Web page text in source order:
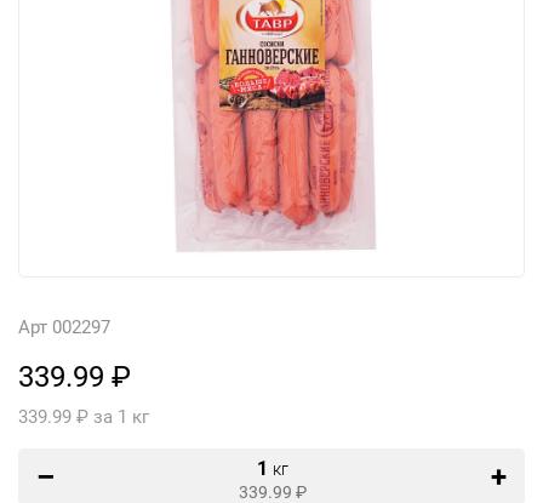
Арт 002297
339.99 ₽
339.99 ₽ за 1 кг
1 кг
339.99 ₽